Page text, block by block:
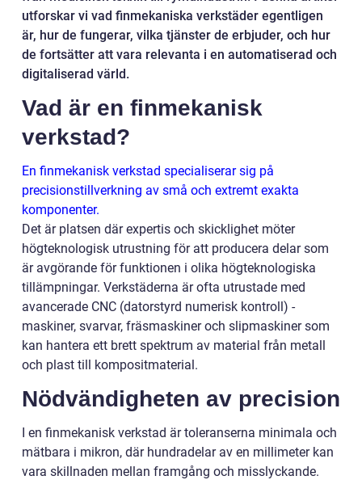
utforskar vi vad finmekaniska verkstäder egentligen
är, hur de fungerar, vilka tjänster de erbjuder, och hur
de fortsätter att vara relevanta i en automatiserad och
digitaliserad värld.
Vad är en finmekanisk
verkstad?
En finmekanisk verkstad specialiserar sig på
precisionstillverkning av små och extremt exakta
komponenter.
Det är platsen där expertis och skicklighet möter
högteknologisk utrustning för att producera delar som
är avgörande för funktionen i olika högteknologiska
tillämpningar. Verkstäderna är ofta utrustade med
avancerade CNC (datorstyrd numerisk kontroll) -
maskiner, svarvar, fräsmaskiner och slipmaskiner som
kan hantera ett brett spektrum av material från metall
och plast till kompositmaterial.
Nödvändigheten av precision
I en finmekanisk verkstad är toleranserna minimala och
mätbara i mikron, där hundradelar av en millimeter kan
vara skillnaden mellan framgång och misslyckande.